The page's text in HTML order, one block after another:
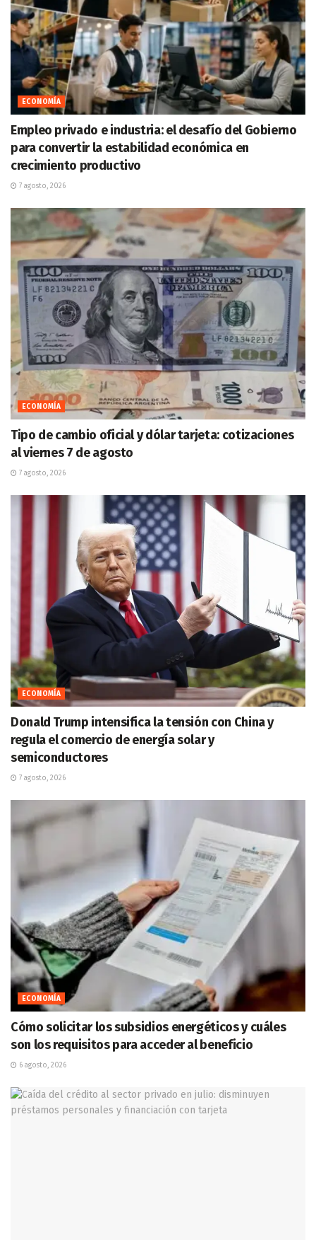
ECONOMÍA
Empleo privado e industria: el desafío del Gobierno
para convertir la estabilidad económica en
crecimiento productivo
7 agosto, 2026
ECONOMÍA
Tipo de cambio oficial y dólar tarjeta: cotizaciones
al viernes 7 de agosto
7 agosto, 2026
ECONOMÍA
Donald Trump intensifica la tensión con China y
regula el comercio de energía solar y
semiconductores
7 agosto, 2026
ECONOMÍA
Cómo solicitar los subsidios energéticos y cuáles
son los requisitos para acceder al beneficio
6 agosto, 2026